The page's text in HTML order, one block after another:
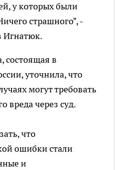
у которых были
страшного", -
Игнатюк.
состоящая в
уточнила, что
могут требовать
вреда через суд.
что
ошибки стали
и